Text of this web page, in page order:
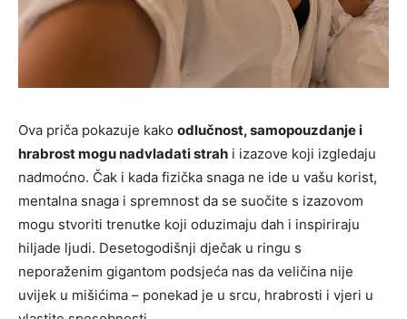
Ova priča pokazuje kako odlučnost, samopouzdanje i
hrabrost mogu nadvladati strah i izazove koji izgledaju
nadmoćno. Čak i kada fizička snaga ne ide u vašu korist,
mentalna snaga i spremnost da se suočite s izazovom
mogu stvoriti trenutke koji oduzimaju dah i inspiriraju
hiljade ljudi. Desetogodišnji dječak u ringu s
neporaženim gigantom podsjeća nas da veličina nije
uvijek u mišićima – ponekad je u srcu, hrabrosti i vjeri u